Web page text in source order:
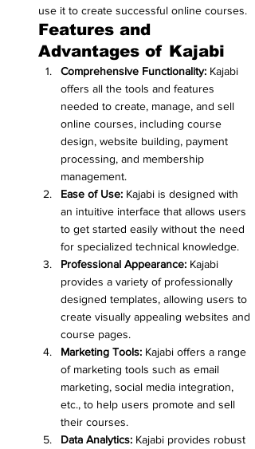
use it to create successful online courses.
Features and
Advantages of Kajabi
Comprehensive Functionality: Kajabi
offers all the tools and features
needed to create, manage, and sell
online courses, including course
design, website building, payment
processing, and membership
management.
Ease of Use: Kajabi is designed with
an intuitive interface that allows users
to get started easily without the need
for specialized technical knowledge.
Professional Appearance: Kajabi
provides a variety of professionally
designed templates, allowing users to
create visually appealing websites and
course pages.
Marketing Tools: Kajabi offers a range
of marketing tools such as email
marketing, social media integration,
etc., to help users promote and sell
their courses.
Data Analytics: Kajabi provides robust